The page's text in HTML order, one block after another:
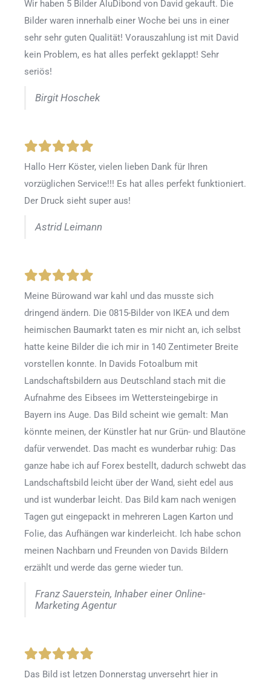
Wir haben 5 Bilder AluDibond von David gekauft. Die
Bilder waren innerhalb einer Woche bei uns in einer
sehr sehr guten Qualität! Vorauszahlung ist mit David
kein Problem, es hat alles perfekt geklappt! Sehr
seriös!
Birgit Hoschek
Hallo Herr Köster, vielen lieben Dank für Ihren
vorzüglichen Service!!! Es hat alles perfekt funktioniert.
Der Druck sieht super aus!
Astrid Leimann
Meine Bürowand war kahl und das musste sich
dringend ändern. Die 0815-Bilder von IKEA und dem
heimischen Baumarkt taten es mir nicht an, ich selbst
hatte keine Bilder die ich mir in 140 Zentimeter Breite
vorstellen konnte. In Davids Fotoalbum mit
Landschaftsbildern aus Deutschland stach mit die
Aufnahme des Eibsees im Wettersteingebirge in
Bayern ins Auge. Das Bild scheint wie gemalt: Man
könnte meinen, der Künstler hat nur Grün- und Blautöne
dafür verwendet. Das macht es wunderbar ruhig: Das
ganze habe ich auf Forex bestellt, dadurch schwebt das
Landschaftsbild leicht über der Wand, sieht edel aus
und ist wunderbar leicht. Das Bild kam nach wenigen
Tagen gut eingepackt in mehreren Lagen Karton und
Folie, das Aufhängen war kinderleicht. Ich habe schon
meinen Nachbarn und Freunden von Davids Bildern
erzählt und werde das gerne wieder tun.
Franz Sauerstein, Inhaber einer Online-
Marketing Agentur
Das Bild ist letzen Donnerstag unversehrt hier in